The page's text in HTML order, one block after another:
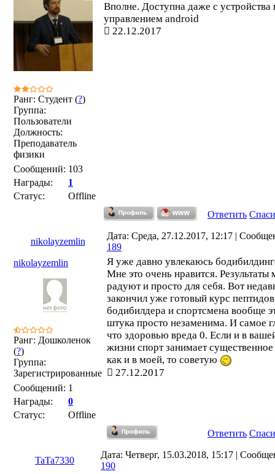
Ранг: Студент (?)
Группа:
Пользователи
Должность:
Преподаватель
физики
Сообщений: 103
Награды:
1
Статус:
Offline
Вполне. Доступна даже с устройства
управлением android
22.12.2017
Ответить
nikolayzemlin
Дата: Среда, 27.12.2017, 12:17 |
189
nikolayzemlin
Ранг: Дошколенок
(?)
Группа:
Зарегистрированные
Сообщений: 1
Награды:
0
Статус:
Offline
Я уже давно увлекаюсь
Мне это очень нравится. Результаты
радуют и просто для себя. Вот
закончил уже готовый курс
бодибилдера и спортсмена вообще
штука просто незаменима. И самое
что здоровью вреда 0. Если и в
жизни спорт занимает
как и в моей, то советую
27.12.2017
Ответить
TaTa7330
Дата: Четверг, 15.03.2018, 15:17 |
190